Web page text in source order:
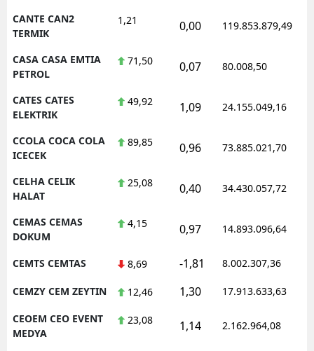
CANTE CAN2
TERMIK
1,21 0,00 119.853.879,49
CASA CASA EMTIA
PETROL
71,50 0,07 80.008,50
CATES CATES
ELEKTRIK
49,92 1,09 24.155.049,16
CCOLA COCA COLA
ICECEK
89,85 0,96 73.885.021,70
CELHA CELIK
HALAT
25,08 0,40 34.430.057,72
CEMAS CEMAS
DOKUM
4,15 0,97 14.893.096,64
CEMTS CEMTAS 8,69 -1,81 8.002.307,36
CEMZY CEM ZEYTIN 12,46 1,30 17.913.633,63
CEOEM CEO EVENT
MEDYA
23,08 1,14 2.162.964,08